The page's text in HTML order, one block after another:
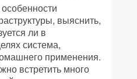
выяснить,
ли в
система,
применения.
встретить много